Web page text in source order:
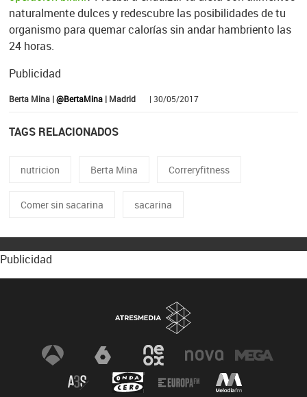
naturalmente dulces y redescubre las posibilidades de tu
organismo para quemar calorías sin andar hambriento las
24 horas.
Publicidad
Berta Mina |@BertaMina| Madrid | 30/05/2017
TAGS RELACIONADOS
nutricion Berta Mina Correryfitness
Comer sin sacarina sacarina
Publicidad